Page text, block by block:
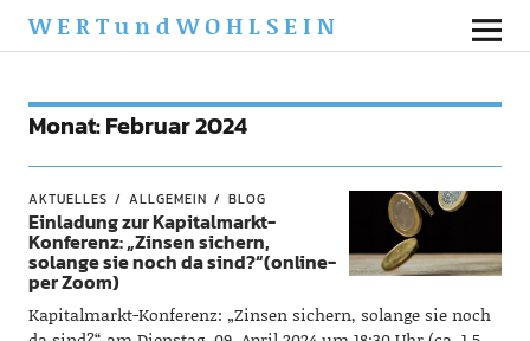
WERTundWOHLSEIN
Monat:Februar 2024
AKTUELLES ALLGEMEIN BLOG
Einladung zur Kapitalmarkt-
Konferenz: „Zinsen sichern,
solange sie noch da sind?“(online-
per Zoom)
Kapitalmarkt-Konferenz: „Zinsen sichern, solange sie noch